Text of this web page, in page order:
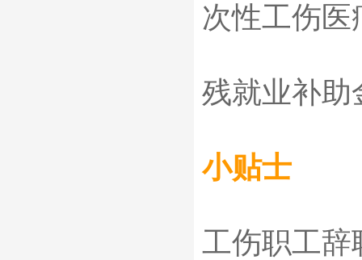
次性工伤
残就业补
小贴士
工伤职工